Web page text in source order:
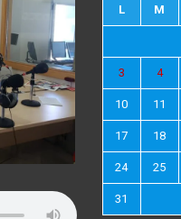
L M
3 4
10 11
17 18
24 25
31